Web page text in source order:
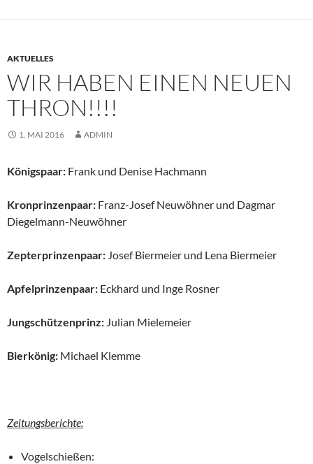
AKTUELLES
WIR HABEN EINEN NEUEN
THRON!!!!
1. MAI 2016 ADMIN
Königspaar: Frank und Denise Hachmann
Kronprinzenpaar: Franz-Josef Neuwöhner und Dagmar
Diegelmann-Neuwöhner
Zepterprinzenpaar: Josef Biermeier und Lena Biermeier
Apfelprinzenpaar: Eckhard und Inge Rosner
Jungschützenprinz: Julian Mielemeier
Bierkönig: Michael Klemme
Zeitungsberichte:
Vogelschießen: